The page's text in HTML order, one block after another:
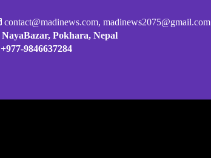
contact@madinews.com, madinews2075@gmail.com
NayaBazar, Pokhara, Nepal
+977-9846637284